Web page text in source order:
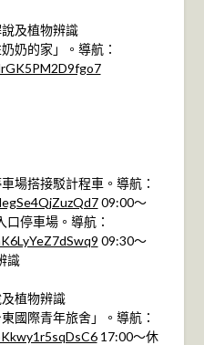
及植物辨識
奶的家」。導航：
場搭接駁計程車。導航：
09:00～
停車場。導航：
09:30～
識
植物辨識
國際青年旅舍」。導航：
17:00～休